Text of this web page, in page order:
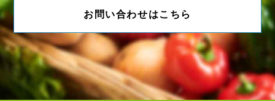
お問い合わせはこちら